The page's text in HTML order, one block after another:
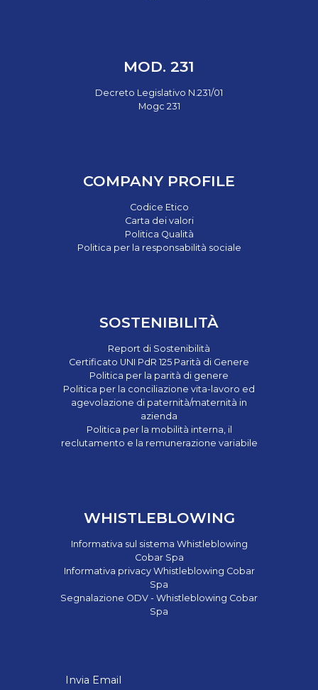
MOD. 231
Decreto Legislativo N.231/01
Mogc 231
COMPANY PROFILE
Codice Etico
Carta dei valori
Politica Qualità
Politica per la responsabilità sociale
SOSTENIBILITÀ
Report di Sostenibilità
Certificato UNI PdR 125 Parità di Genere
Politica per la parità di genere
Politica per la conciliazione vita-lavoro ed
agevolazione di paternità/maternità in
azienda
Politica per la mobilità interna, il
reclutamento e la remunerazione variabile
WHISTLEBLOWING
Informativa sul sistema Whistleblowing
Cobar Spa
Informativa privacy Whistleblowing Cobar
Spa
Segnalazione ODV - Whistleblowing Cobar
Spa
Invia Email